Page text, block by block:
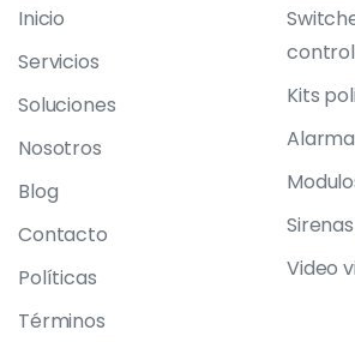
Inicio
Servicios
Soluciones
Nosotros
Blog
Contacto
Políticas
Términos
Kits
Video